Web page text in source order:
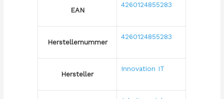
EAN
4260124855283
Herstellernummer
4260124855283
Hersteller
Innovation IT